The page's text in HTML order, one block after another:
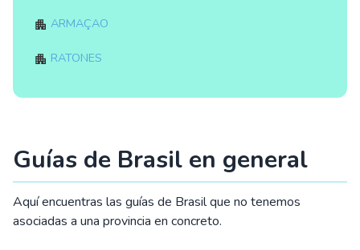
Armaçao
Ratones
Guías de Brasil en general
Aquí encuentras las guías de Brasil que no tenemos
asociadas a una provincia en concreto.